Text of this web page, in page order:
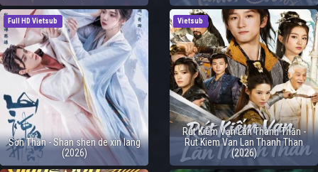
Full HD Vietsub
Sơn Thần - Shan shen de xin lang
(2026)
Vietsub
Rút Kiếm Vạn Lần Thành Thần -
Rut Kiem Van Lan Thanh Than
(2026)